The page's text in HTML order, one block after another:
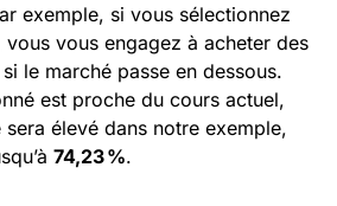
exemple, si vous sélectionnez
vous engagez à acheter des
le marché passe en dessous.
est proche du cours actuel,
sera élevé dans notre exemple,
74,23 %.